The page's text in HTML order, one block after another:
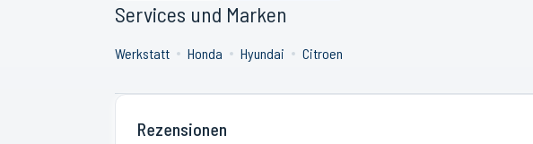
Services und Marken
Werkstatt Honda Hyundai Citroen
Rezensionen